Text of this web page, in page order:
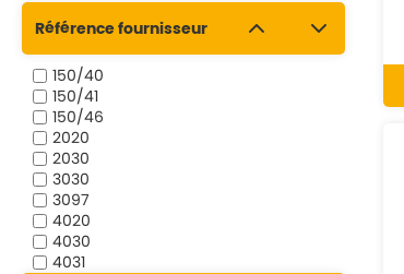
Référence fournisseur
150/40
150/41
150/46
2020
2030
3030
3097
4020
4030
4031